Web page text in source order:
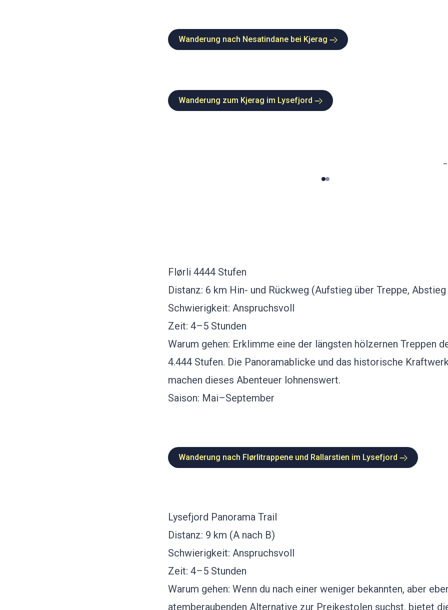
Wanderung nach Nesatindane bei Kjerag
Wanderung zum Kjerag im Lysefjord
–
01
Flørli 4444 Stufen
Distanz: 6 km Hin- und Rückweg (Aufstieg über Treppe,
Schwierigkeit: Anspruchsvoll
Zeit: 4–5 Stunden
Warum gehen: Erklimme eine der längsten hölzernen Treppen
4.444 Stufen. Die Panoramablicke und das historische
machen dieses Abenteuer lohnenswert.
Saison: Mai–September
Wanderung nach Flørlitrappene und Rallarstien im Lysefjord
Lysefjord Panorama Trail
Distanz: 9 km (A nach B)
Schwierigkeit: Anspruchsvoll
Zeit: 4–5 Stunden
Warum gehen: Wenn du nach einer weniger bekannten, aber
atemberaubenden Alternative zur Preikestolen suchst, bietet